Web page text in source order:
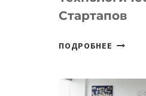
Стартапов
ПОДРОБНЕЕ ОТКРЫТ
DEAL